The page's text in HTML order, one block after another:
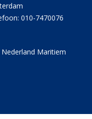
010-7470076
Maritiem